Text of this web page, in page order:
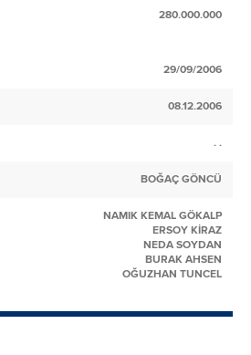
280.000.000
29/09/2006
08.12.2006
. .
BOĞAÇ GÖNCÜ
NAMIK KEMAL GÖKALP
ERSOY KİRAZ
NEDA SOYDAN
BURAK AHSEN
OĞUZHAN TUNCEL